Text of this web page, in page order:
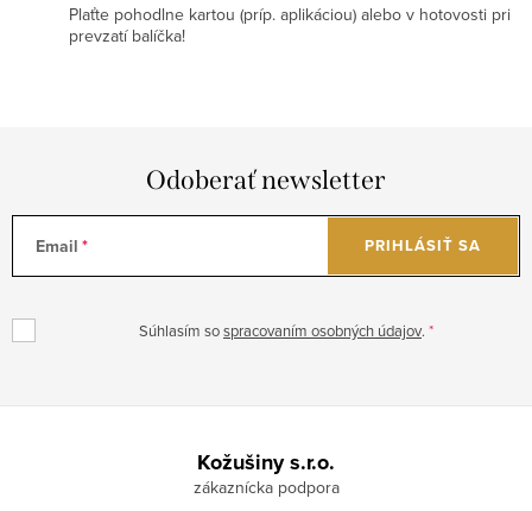
Plaťte pohodlne kartou (príp. aplikáciou) alebo v hotovosti pri
prevzatí balíčka!
Odoberať newsletter
Email
Súhlasím sospracovaním osobných údajov.
PRIHLÁSIŤ SA
Kožušiny s.r.o.